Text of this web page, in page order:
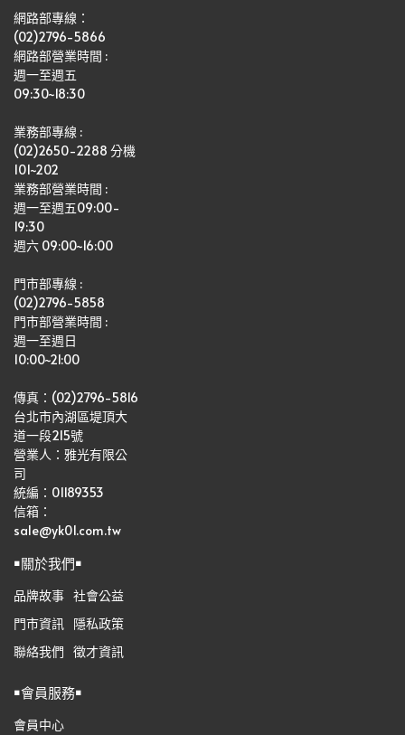
網路部專線：
(02)2796-5866
網路部營業時間 :
週一至週五
09:30~18:30
業務部專線 :
(02)2650-2288 分機
101~202
業務部營業時間 :
週一至週五09:00-
19:30
週六 09:00~16:00
門市部專線 :
(02)2796-5858
門市部營業時間 :
週一至週日
10:00~21:00
傳真：(02)2796-5816
台北市內湖區堤頂大
道一段215號
營業人：雅光有限公
司
統編：01189353
信箱：
sale@yk01.com.tw
￭關於我們￭
品牌故事 社會公益
門市資訊 隱私政策
聯絡我們 徵才資訊
￭會員服務￭
會員中心